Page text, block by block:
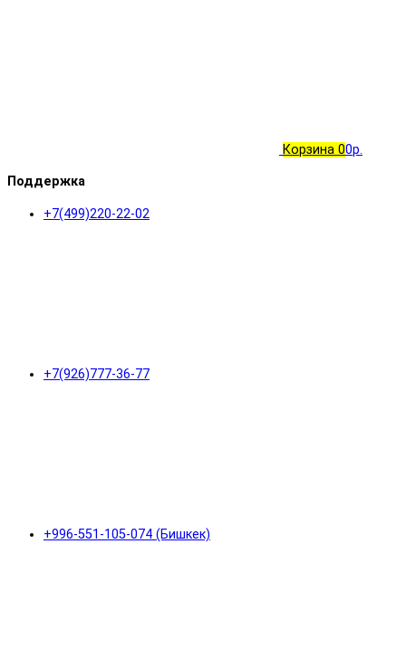
Корзина 00р.
Поддержка
+7(499)220-22-02
+7(926)777-36-77
+996-551-105-074 (Бишкек)